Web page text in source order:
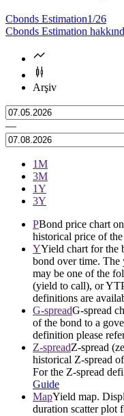
Cbonds Estimation1/26
Cbonds Estimation
Arşiv
—
1М
3М
1Y
3Y
PBond price chart
historical price of
YYield chart for the
bond over time. The
may be one of the
(yield to call), or
definitions are
G-spreadG-spread
of the bond to a
definition please
Z-spreadZ-spread
historical Z-spread
For the Z-spread
Guide
MapYield map.
duration scatter plot